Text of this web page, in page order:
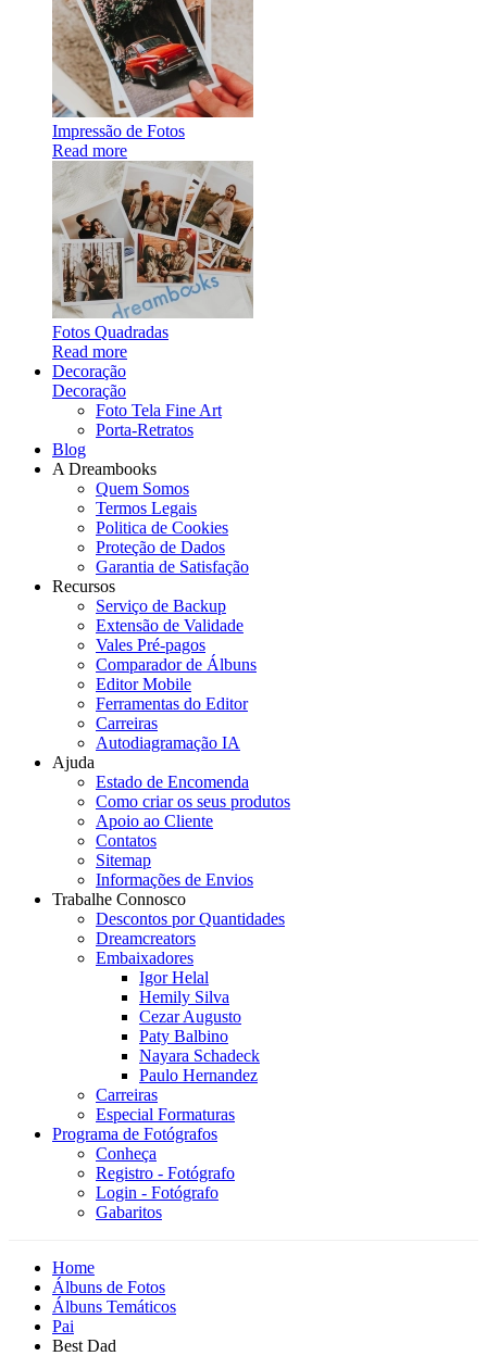
Impressão de Fotos
Read more
Fotos Quadradas
Read more
Decoração
Decoração
Foto Tela Fine Art
Porta-Retratos
Blog
A Dreambooks
Quem Somos
Termos Legais
Politica de Cookies
Proteção de Dados
Garantia de Satisfação
Recursos
Serviço de Backup
Extensão de Validade
Vales Pré-pagos
Comparador de Álbuns
Editor Mobile
Ferramentas do Editor
Carreiras
Autodiagramação IA
Ajuda
Estado de Encomenda
Como criar os seus produtos
Apoio ao Cliente
Contatos
Sitemap
Informações de Envios
Trabalhe Connosco
Descontos por Quantidades
Dreamcreators
Embaixadores
Igor Helal
Hemily Silva
Cezar Augusto
Paty Balbino
Nayara Schadeck
Paulo Hernandez
Carreiras
Especial Formaturas
Programa de Fotógrafos
Conheça
Registro - Fotógrafo
Login - Fotógrafo
Gabaritos
Home
Álbuns de Fotos
Álbuns Temáticos
Pai
Best Dad